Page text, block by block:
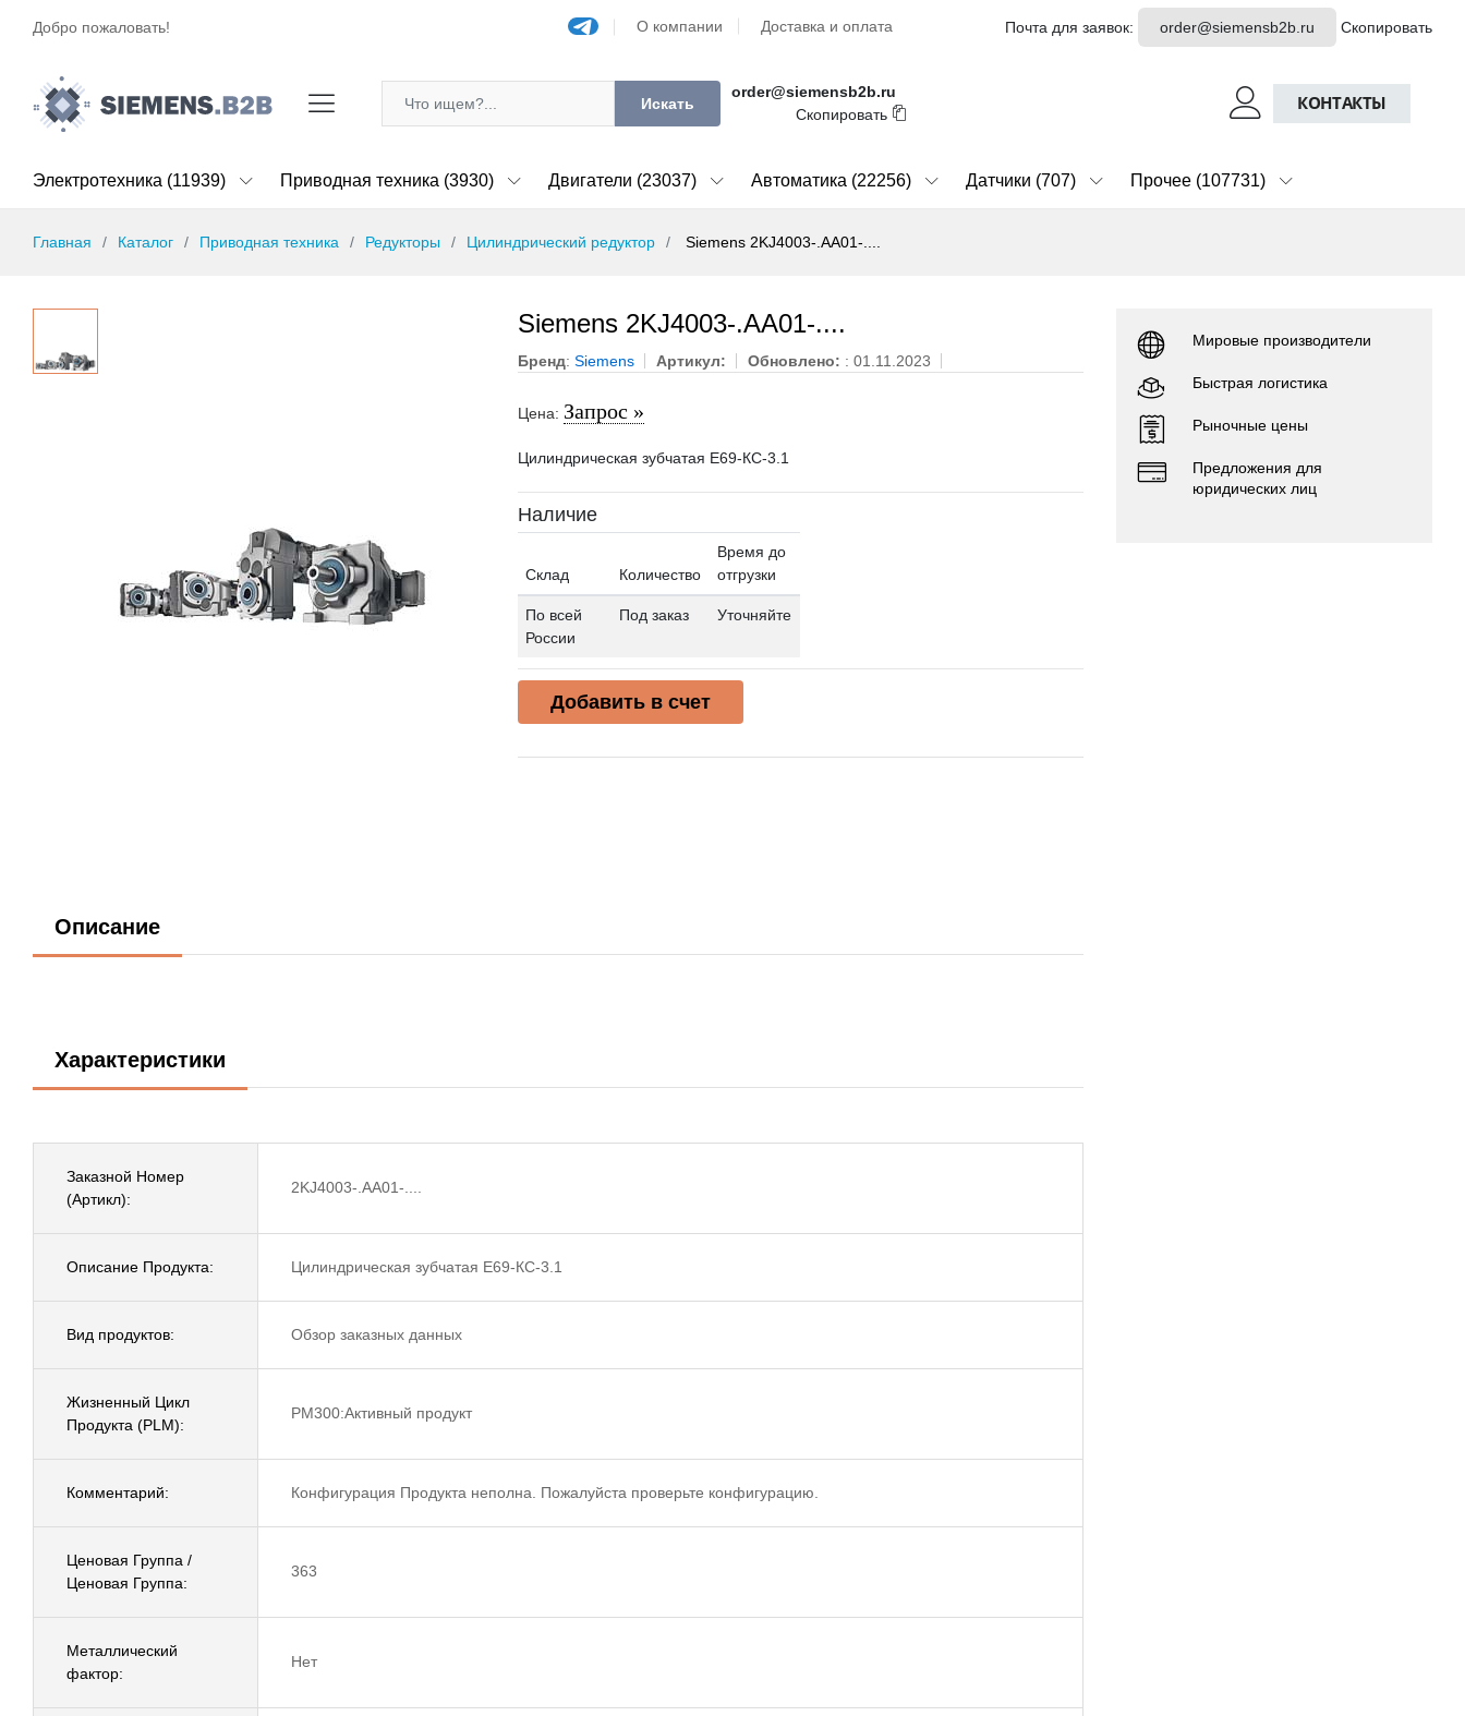
Добро пожаловать! О компании Доставка и оплата Почта для заявок: order@siemensb2b.ru Скопировать
Искать
order@siemensb2b.ru
Скопировать
КОНТАКТЫ
Электротехника (11939) Приводная техника (3930) Двигатели (23037) Автоматика (22256) Датчики (707) Прочее (107731)
Главная Каталог Приводная техника Редукторы Цилиндрический редуктор Siemens 2KJ4003-.AA01-....
Siemens 2KJ4003-.AA01-....
Бренд: Siemens Артикул: Обновлено: : 01.11.2023
Цена: Запрос »
Цилиндрическая зубчатая E69-КС-3.1
Наличие
Склад Количество
Время до
отгрузки
По всей
России
Под заказ Уточняйте
Добавить в счет
Описание
Характеристики
Заказной Номер
(Артикл):
2KJ4003-.AA01-....
Описание Продукта: Цилиндрическая зубчатая E69-КС-3.1
Вид продуктов: Обзор заказных данных
Жизненный Цикл
Продукта (PLM):
PM300:Активный продукт
Комментарий: Конфигурация Продукта неполна. Пожалуйста проверьте конфигурацию.
Ценовая Группа /
Ценовая Группа:
363
Металлический
фактор:
Нет
Мировые производители
Быстрая логистика
Рыночные цены
Предложения для
юридических лиц